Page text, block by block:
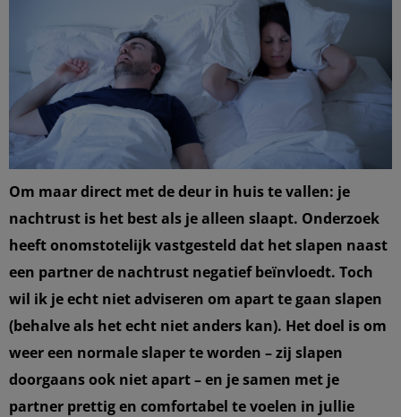
Om maar direct met de deur in huis te vallen: je
nachtrust is het best als je alleen slaapt. Onderzoek
heeft onomstotelijk vastgesteld dat het slapen naast
een partner de nachtrust negatief beïnvloedt. Toch
wil ik je echt niet adviseren om apart te gaan slapen
(behalve als het echt niet anders kan). Het doel is om
weer een normale slaper te worden – zij slapen
doorgaans ook niet apart – en je samen met je
partner prettig en comfortabel te voelen in jullie